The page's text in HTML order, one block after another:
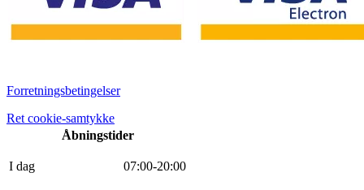
Forretningsbetingelser
Ret cookie-samtykke
Åbningstider
I dag 07:00-20:00